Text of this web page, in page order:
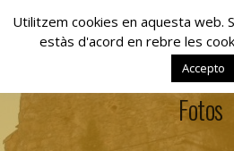
Fotos
Utilitzem cookies en aquesta web.
estàs d'acord en rebre les
Accepto